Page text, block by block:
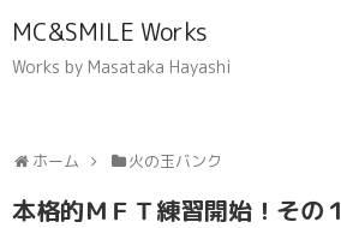
MC&SMILE Works
Works by Masataka Hayashi
ホーム 火の玉バンク
本格的ＭＦＴ練習開始！その１